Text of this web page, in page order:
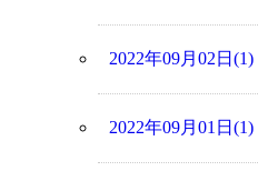
2022年09月02日(1)
2022年09月01日(1)